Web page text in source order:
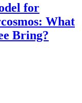
for
What
Bring?